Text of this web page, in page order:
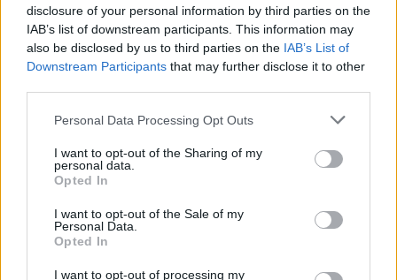
disclosure of your personal information by third parties on the
IAB’s list of downstream participants. This information may
also be disclosed by us to third parties on the IAB’s List of
Downstream Participants that may further disclose it to other
Personal Data Processing Opt Outs
I want to opt-out of the Sharing of my
personal data.
Opted In
I want to opt-out of the Sale of my
Personal Data.
Opted In
I want to opt-out of processing my
Δυναμική και ανοδική πορεία για το Τμήμα
Δείτε γιατί
25/07/2026 09:07